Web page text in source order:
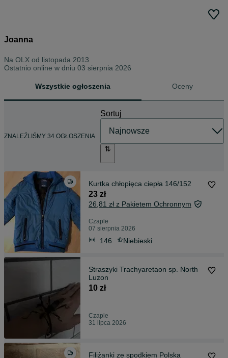
Joanna
Na OLX od listopada 2013
Ostatnio online w dniu 03 sierpnia 2026
Wszystkie ogłoszenia Oceny
ZNALEŹLIŚMY 34 OGŁOSZENIA
Sortuj
Kurtka chłopięca ciepła 146/152
23 zł
26,81 zł z Pakietem Ochronnym
Czaple
07 sierpnia 2026
146 Niebieski
Straszyki Trachyaretaon sp. North
Luzon
10 zł
Czaple
31 lipca 2026
Filiżanki ze spodkiem Polska